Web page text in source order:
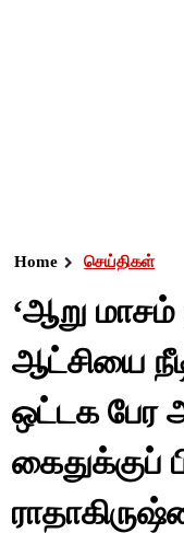
Home செய்திகள்
‘ஆறு
ஆட்சியை
ஒட்டக பேர
கைதுக்குப்